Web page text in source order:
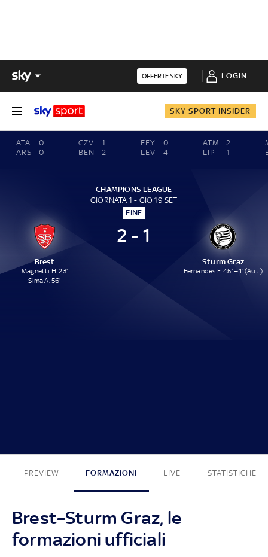
OFFERTE SKY LOGIN
SKY SPORT INSIDER
ATA
0
ARS
0
CZV
1
BEN
2
FEY
0
LEV
4
ATM
2
LIP
1
CHAMPIONS LEAGUE
GIORNATA 1 - GIO 19 SET
FINE
Brest
Magnetti H. 23'
Sima A. 56'
2 - 1
Sturm Graz
Fernandes E. 45' + 1' (Aut.)
PREVIEW FORMAZIONI LIVE STATISTICHE
Brest–Sturm Graz, le
formazioni ufficiali